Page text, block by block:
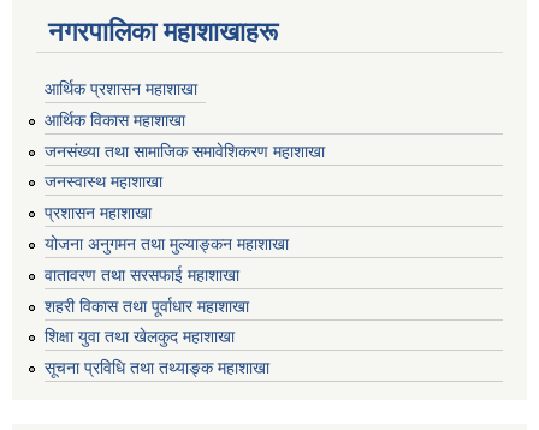
नगरपालिका महाशाखाहरू
आर्थिक प्रशासन महाशाखा
आर्थिक विकास महाशाखा
जनसंख्या तथा सामाजिक समावेशिकरण महाशाखा
जनस्वास्थ महाशाखा
प्रशासन महाशाखा
योजना अनुगमन तथा मुल्याङ्कन महाशाखा
वातावरण तथा सरसफाई महाशाखा
शहरी विकास तथा पूर्वाधार महाशाखा
शिक्षा युवा तथा खेलकुद महाशाखा
सूचना प्रविधि तथा तथ्याङ्क महाशाखा